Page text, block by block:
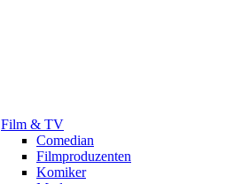
Film & TV
Comedian
Filmproduzenten
Komiker